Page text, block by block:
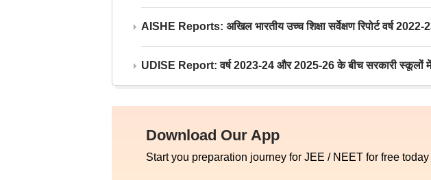
AISHE Reports: अखिल भारतीय उच्च शिक्षा सर्वेक्षण रिपोर्ट वर्ष
UDISE Report: वर्ष 2023-24 और 2025-26 के बीच सरकारी स्कूलों
Download Our App
Start you preparation journey for JEE / NEET for free